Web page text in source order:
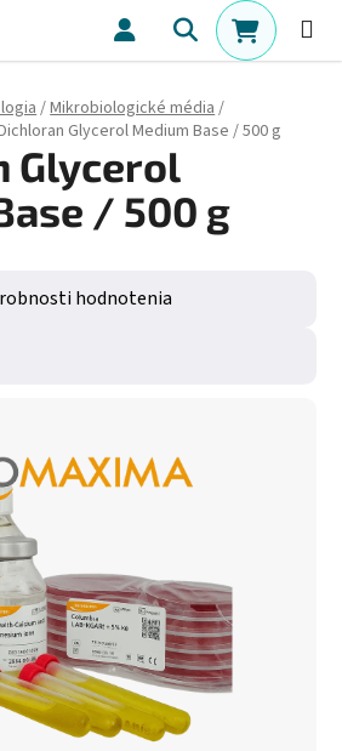
Hľadať
/Mikrobiologické média/
Glycerol Medium Base / 500 g
Glycerol
/ 500 g
produktu je 0,0 z 5 hviezdičiek.
hodnotenia